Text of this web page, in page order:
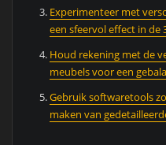
Experimenteer met
een sfeervol effect in de
Houd rekening met de
meubels voor een
Gebruik softwaretools
maken van